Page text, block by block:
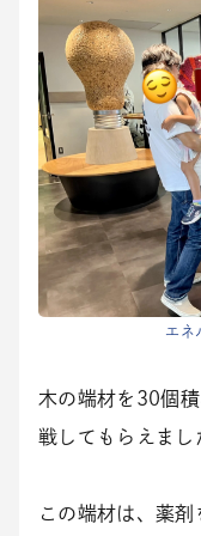
エネ
木の端材を30個
戦してもらえまし
この端材は、薬